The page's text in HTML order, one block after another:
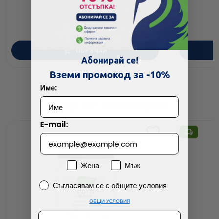
€ /15.29лв.
Още от тази марка
Абонирай се!
Вземи промокод за -10%
Име:
E-mail:
ПолЖена
Мъж
Съгласявам се с общите условия
Съгласявам се с общите условия
ОБЩИ УСЛОВИЯ